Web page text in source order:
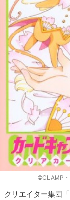
©CLAMP・
クリエイター集団